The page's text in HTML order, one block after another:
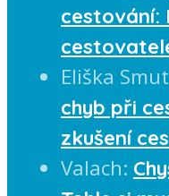
cestování:
Eliška
chyb při
zkušení
Valach: